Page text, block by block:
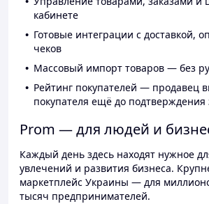
кабинете
Готовые интеграции с доставкой,
чеков
Массовый импорт товаров — без
Рейтинг покупателей — продавец
покупателя ещё до подтверждения
Prom — для людей и
Каждый день здесь находят нужное
увлечений и развития бизнеса.
маркетплейс Украины — для
тысяч предпринимателей.